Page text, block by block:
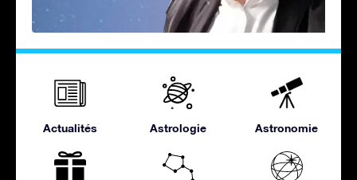
Actualités Astrologie Astronomie